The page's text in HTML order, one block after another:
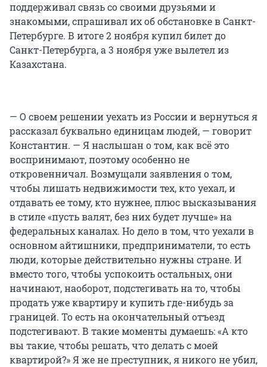
поддерживал связь со своими друзьями и
знакомыми, спрашивал их об обстановке в Санкт-
Петербурге. В итоге 2 ноября купил билет до
Санкт-Петербурга, а 3 ноября уже вылетел из
Казахстана.
— О своем решении уехать из России и вернуться я
рассказал буквально единицам людей, — говорит
Константин. — Я наслышан о том, как всё это
воспринимают, поэтому особенно не
откровенничал. Возмущали заявления о том,
чтобы лишать недвижимости тех, кто уехал, и
отдавать ее тому, кто нужнее, плюс высказывания
в стиле «пусть валят, без них будет лучше» на
федеральных каналах. Но дело в том, что уехали в
основном айтишники, предприниматели, то есть
люди, которые действительно нужны стране. И
вместо того, чтобы успокоить остальных, они
начинают, наоборот, подстегивать на то, чтобы
продать уже квартиру и купить где-нибудь за
границей. То есть на окончательный отъезд
подстегивают. В такие моменты думаешь: «А кто
вы такие, чтобы решать, что делать с моей
квартирой?» Я же не преступник, я никого не убил,